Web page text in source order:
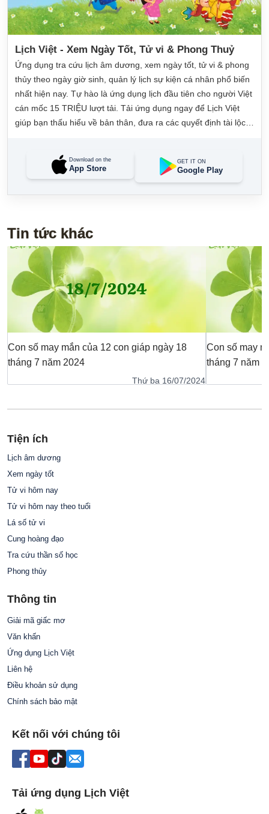
Lịch Việt - Xem Ngày Tốt, Tử vi & Phong Thuỷ
Ứng dụng tra cứu lịch âm dương, xem ngày tốt, tử vi & phong
thủy theo ngày giờ sinh, quản lý lịch sự kiện cá nhân phổ biến
nhất hiện nay. Tự hào là ứng dụng lịch đầu tiên cho người Việt
cán mốc 15 TRIỆU lượt tải. Tải ứng dụng ngay để Lịch Việt
giúp bạn thấu hiểu về bản thân, đưa ra các quyết định tài lộc,
Download on the
App Store
GET IT ON
Google Play
Tin tức khác
Con số may mắn của 12 con giáp ngày 18
tháng 7 năm 2024
Thứ ba 16/07/2024
Con số may
tháng 7 năm
Tiện ích
Lịch âm dương
Xem ngày tốt
Tử vi hôm nay
Tử vi hôm nay theo tuổi
Lá số tử vi
Cung hoàng đạo
Tra cứu thần số học
Phong thủy
Thông tin
Giải mã giấc mơ
Văn khấn
Ứng dụng Lịch Việt
Liên hệ
Điều khoản sử dụng
Chính sách bảo mật
Kết nối với chúng tôi
Tải ứng dụng Lịch Việt